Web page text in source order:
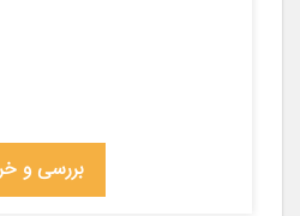
بررسی و